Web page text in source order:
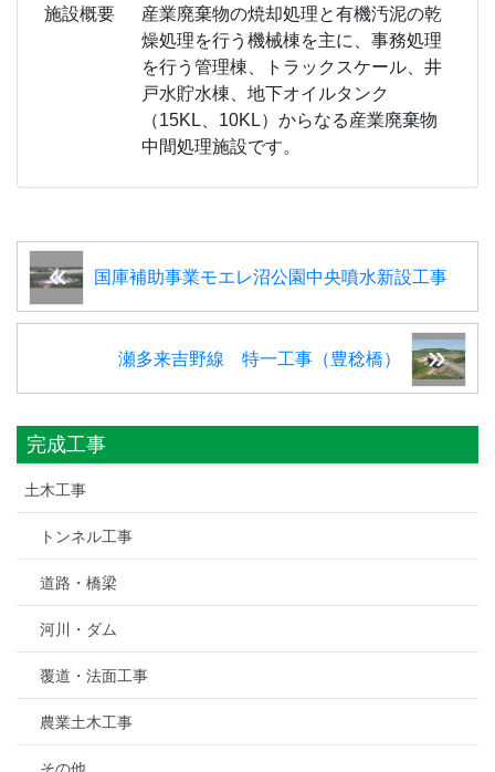
施設概要
産業廃棄物の焼却処理と有機汚泥の乾
燥処理を行う機械棟を主に、事務処理
を行う管理棟、トラックスケール、井
戸水貯水棟、地下オイルタンク
（15KL、10KL）からなる産業廃棄物
中間処理施設です。
国庫補助事業モエレ沼公園中央噴水新設工事
瀬多来吉野線 特一工事（豊稔橋）
完成工事
土木工事
トンネル工事
道路・橋梁
河川・ダム
覆道・法面工事
農業土木工事
その他